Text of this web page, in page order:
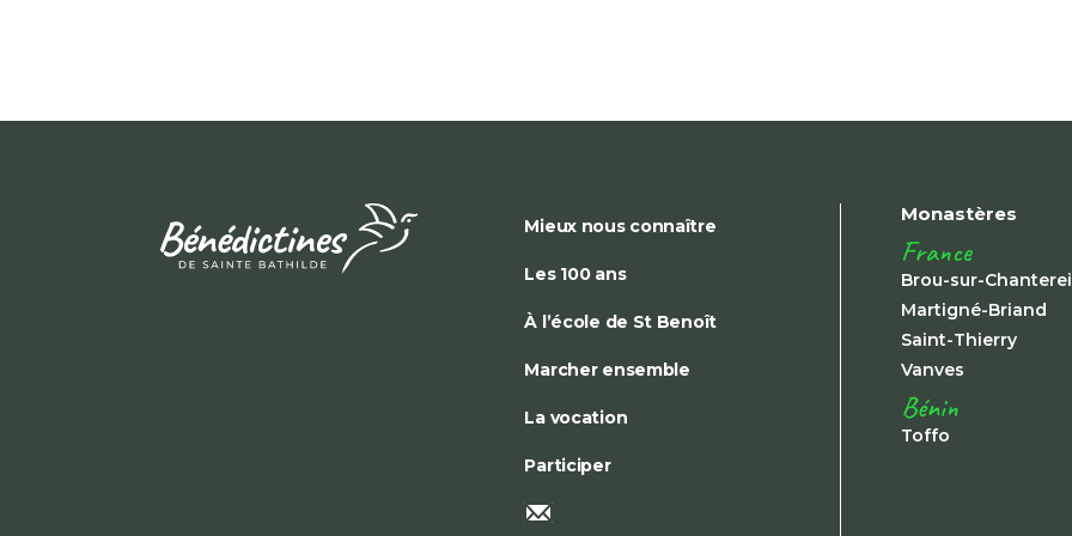
Mieux nous connaître
Les 100 ans
À l’école de St Benoît
Marcher ensemble
La vocation
Participer
Monastères
France
Brou-sur-
Martigné-Briand
Saint-Thierry
Vanves
Bénin
Toffo